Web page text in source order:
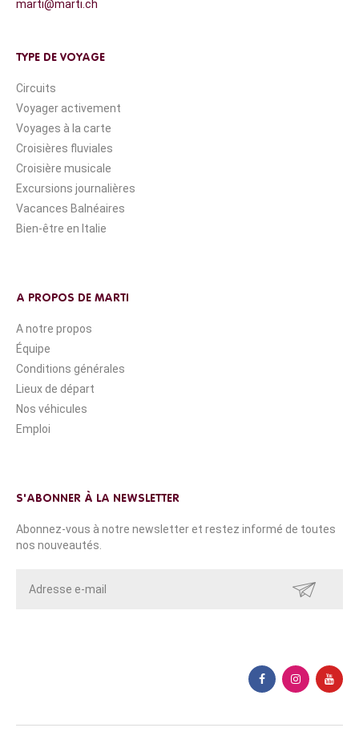
marti@marti.ch
TYPE DE VOYAGE
Circuits
Voyager activement
Voyages à la carte
Croisières fluviales
Croisière musicale
Excursions journalières
Vacances Balnéaires
Bien-être en Italie
A PROPOS DE MARTI
A notre propos
Équipe
Conditions générales
Lieux de départ
Nos véhicules
Emploi
S'ABONNER À LA NEWSLETTER
Abonnez-vous à notre newsletter et restez informé de toutes
nos nouveautés.
ENVOYER